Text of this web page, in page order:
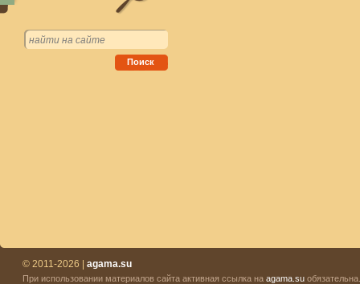
Поиск
© 2011-2026 | agama.su
При использовании материалов сайта активная ссылка на agama.su обязательна.